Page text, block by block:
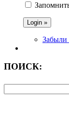
Забыли
ПОИСК: